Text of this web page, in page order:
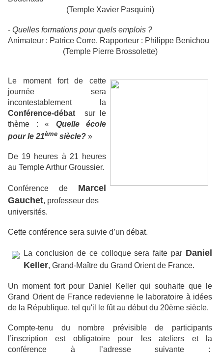
(Temple Xavier Pasquini)
- Quelles formations pour quels emplois ?
Animateur : Patrice Corre, Rapporteur : Philippe Benichou
(Temple Pierre Brossolette)
Le moment fort de cette
journée sera
incontestablement la
Conférence-débat sur le
thème : « Quelle école
pour le 21ème siècle? »
De 19 heures à 21 heures
au Temple Arthur Groussier.
Conférence de Marcel
Gauchet, professeur des
universités.
Cette conférence sera suivie d’un débat.
La conclusion de ce colloque sera faite par Daniel
Keller, Grand-Maître du Grand Orient de France.
Un moment fort pour Daniel Keller qui souhaite que le
Grand Orient de France redevienne le laboratoire à idées
de la République, tel qu'il le fût au début du 20ème siècle.
Compte-tenu du nombre prévisible de participants
l’inscription est obligatoire pour les ateliers et la
conférence à l’adresse suivante :